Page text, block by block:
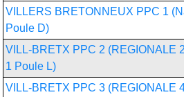
VILLERS BRETONNEUX PPC 1
Poule D)
VILL-BRETX PPC 2 (REGIONALE
1 Poule L)
VILL-BRETX PPC 3 (REGIONALE